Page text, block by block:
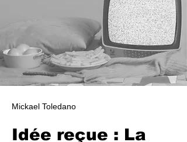
Mickael Toledano
Idée reçue : La